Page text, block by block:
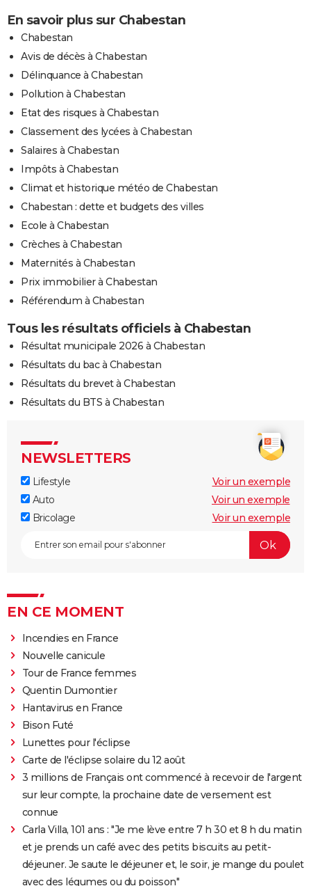
En savoir plus sur Chabestan
Chabestan
Avis de décès à Chabestan
Délinquance à Chabestan
Pollution à Chabestan
Etat des risques à Chabestan
Classement des lycées à Chabestan
Salaires à Chabestan
Impôts à Chabestan
Climat et historique météo de Chabestan
Chabestan : dette et budgets des villes
Ecole à Chabestan
Crèches à Chabestan
Maternités à Chabestan
Prix immobilier à Chabestan
Référendum à Chabestan
Tous les résultats officiels à Chabestan
Résultat municipale 2026 à Chabestan
Résultats du bac à Chabestan
Résultats du brevet à Chabestan
Résultats du BTS à Chabestan
NEWSLETTERS
Lifestyle
Voir un exemple
Auto
Voir un exemple
Bricolage
Voir un exemple
EN CE MOMENT
Incendies en France
Nouvelle canicule
Tour de France femmes
Quentin Dumontier
Hantavirus en France
Bison Futé
Lunettes pour l'éclipse
Carte de l'éclipse solaire du 12 août
3 millions de Français ont commencé à recevoir de l'argent
sur leur compte, la prochaine date de versement est
connue
Carla Villa, 101 ans : "Je me lève entre 7 h 30 et 8 h du matin
et je prends un café avec des petits biscuits au petit-
déjeuner. Je saute le déjeuner et, le soir, je mange du poulet
avec des légumes ou du poisson"